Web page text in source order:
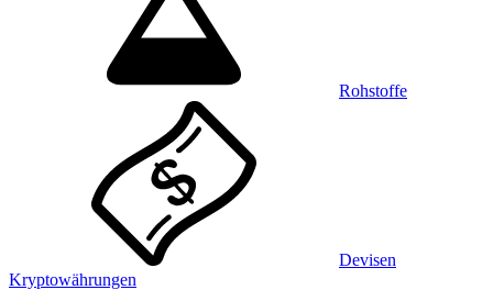
Rohstoffe
Devisen
Kryptowährungen